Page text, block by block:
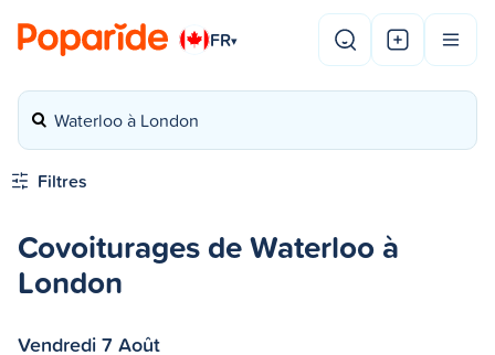
FR▾
Waterloo à London
Filtres
Covoiturages de Waterloo à
London
Vendredi 7 Août